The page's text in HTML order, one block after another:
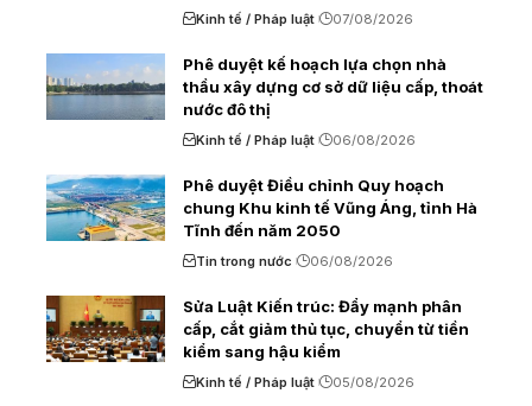
Kinh tế / Pháp luật 07/08/2026
Phê duyệt kế hoạch lựa chọn nhà
thầu xây dựng cơ sở dữ liệu cấp, thoát
nước đô thị
Kinh tế / Pháp luật 06/08/2026
Phê duyệt Điều chỉnh Quy hoạch
chung Khu kinh tế Vũng Áng, tỉnh Hà
Tĩnh đến năm 2050
Tin trong nước 06/08/2026
Sửa Luật Kiến trúc: Đẩy mạnh phân
cấp, cắt giảm thủ tục, chuyển từ tiền
kiểm sang hậu kiểm
Kinh tế / Pháp luật 05/08/2026